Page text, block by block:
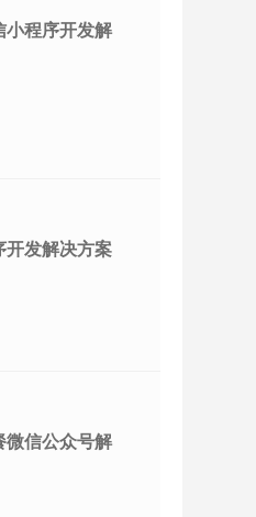
小程序开发解
开发解决方案
微信公众号解